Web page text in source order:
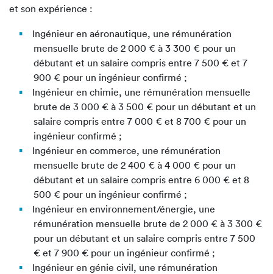
et son expérience :
Ingénieur en aéronautique, une rémunération
mensuelle brute de 2 000 € à 3 300 € pour un
débutant et un salaire compris entre 7 500 € et 7
900 € pour un ingénieur confirmé ;
Ingénieur en chimie, une rémunération mensuelle
brute de 3 000 € à 3 500 € pour un débutant et un
salaire compris entre 7 000 € et 8 700 € pour un
ingénieur confirmé ;
Ingénieur en commerce, une rémunération
mensuelle brute de 2 400 € à 4 000 € pour un
débutant et un salaire compris entre 6 000 € et 8
500 € pour un ingénieur confirmé ;
Ingénieur en environnement/énergie, une
rémunération mensuelle brute de 2 000 € à 3 300 €
pour un débutant et un salaire compris entre 7 500
€ et 7 900 € pour un ingénieur confirmé ;
Ingénieur en génie civil, une rémunération